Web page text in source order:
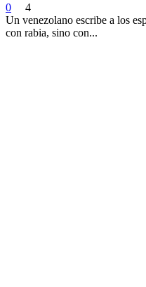
0
4
Un venezolano escribe a los
con rabia, sino con...